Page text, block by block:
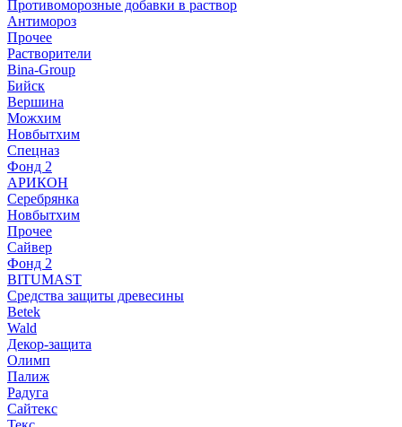
Противоморозные добавки в раствор
Антимороз
Прочее
Растворители
Bina-Group
Бийск
Вершина
Можхим
Новбытхим
Спецназ
Фонд 2
АРИКОН
Серебрянка
Новбытхим
Прочее
Сайвер
Фонд 2
BITUMAST
Средства защиты древесины
Betek
Wald
Декор-защита
Олимп
Палиж
Радуга
Сайтекс